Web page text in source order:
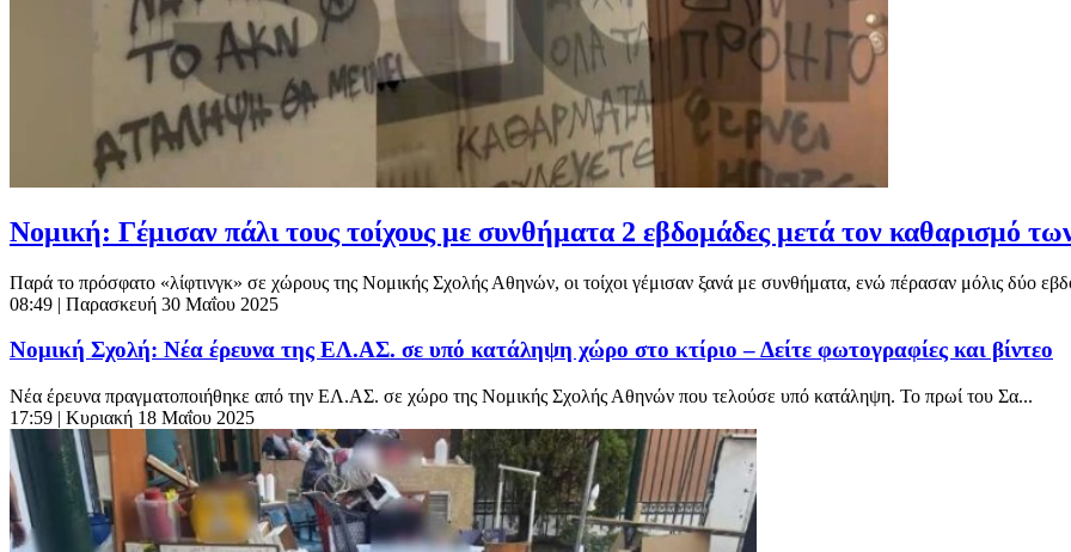
Νομική: Γέμισαν πάλι τους τοίχους με συνθήματα 2 εβδομάδες μετά τον καθαρισμό
Παρά το πρόσφατο «λίφτινγκ» σε χώρους της Νομικής Σχολής Αθηνών, οι τοίχοι γέμισαν ξανά με συνθήματα, ενώ πέρασαν μόλις δύο
08:49 | Παρασκευή 30 Μαΐου 2025
Νομική Σχολή: Νέα έρευνα της ΕΛ.ΑΣ. σε υπό κατάληψη χώρο στο κτίριο – Δείτε φωτογραφίες και βίντεο
Νέα έρευνα πραγματοποιήθηκε από την ΕΛ.ΑΣ. σε χώρο της Νομικής Σχολής Αθηνών που τελούσε υπό κατάληψη. Το πρωί του Σα...
17:59 | Κυριακή 18 Μαΐου 2025